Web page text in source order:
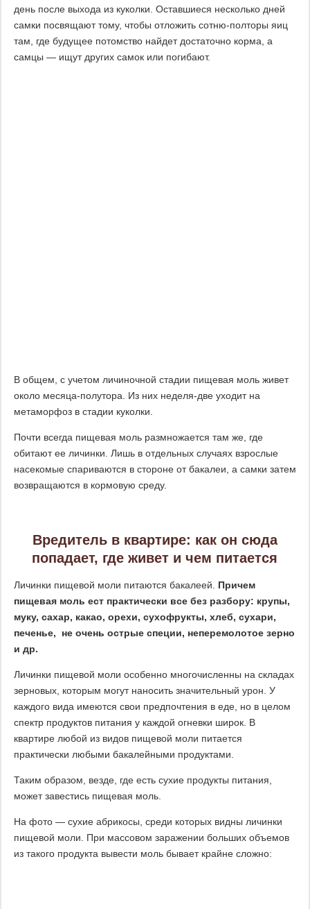
день после выхода из куколки. Оставшиеся несколько дней
самки посвящают тому, чтобы отложить сотню-полторы яиц
там, где будущее потомство найдет достаточно корма, а
самцы — ищут других самок или погибают.
В общем, с учетом личиночной стадии пищевая моль живет
около месяца-полутора. Из них неделя-две уходит на
метаморфоз в стадии куколки.
Почти всегда пищевая моль размножается там же, где
обитают ее личинки. Лишь в отдельных случаях взрослые
насекомые спариваются в стороне от бакалеи, а самки затем
возвращаются в кормовую среду.
Вредитель в квартире: как он сюда
попадает, где живет и чем питается
Личинки пищевой моли питаются бакалеей. Причем
пищевая моль ест практически все без разбору: крупы,
муку, сахар, какао, орехи, сухофрукты, хлеб, сухари,
печенье, не очень острые специи, неперемолотое зерно
и др.
Личинки пищевой моли особенно многочисленны на складах
зерновых, которым могут наносить значительный урон. У
каждого вида имеются свои предпочтения в еде, но в целом
спектр продуктов питания у каждой огневки широк. В
квартире любой из видов пищевой моли питается
практически любыми бакалейными продуктами.
Таким образом, везде, где есть сухие продукты питания,
может завестись пищевая моль.
На фото — сухие абрикосы, среди которых видны личинки
пищевой моли. При массовом заражении больших объемов
из такого продукта вывести моль бывает крайне сложно: